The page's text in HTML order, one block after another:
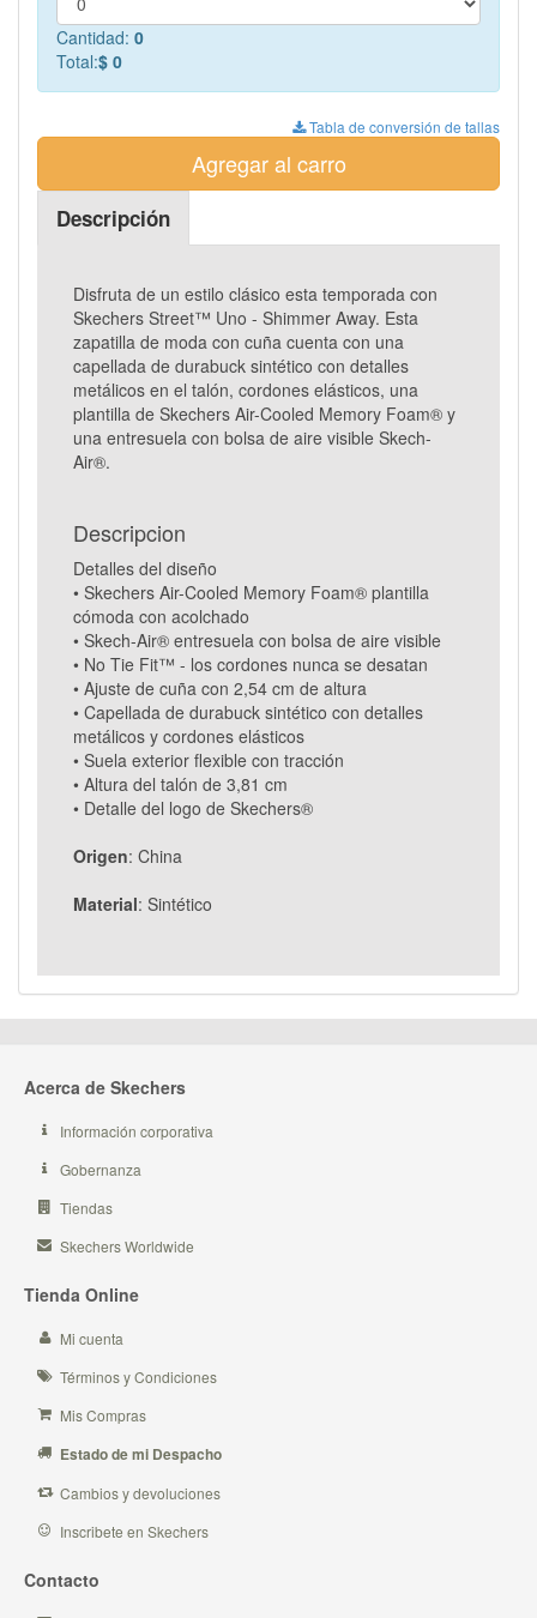
Cantidad: 0
Total:$ 0
Tabla de conversión de tallas
Agregar al carro
Descripción
Disfruta de un estilo clásico esta temporada con
Skechers Street™ Uno - Shimmer Away. Esta
zapatilla de moda con cuña cuenta con una
capellada de durabuck sintético con detalles
metálicos en el talón, cordones elásticos, una
plantilla de Skechers Air-Cooled Memory Foam® y
una entresuela con bolsa de aire visible Skech-
Air®.
Descripcion
Detalles del diseño
• Skechers Air-Cooled Memory Foam® plantilla
cómoda con acolchado
• Skech-Air® entresuela con bolsa de aire visible
• No Tie Fit™ - los cordones nunca se desatan
• Ajuste de cuña con 2,54 cm de altura
• Capellada de durabuck sintético con detalles
metálicos y cordones elásticos
• Suela exterior flexible con tracción
• Altura del talón de 3,81 cm
• Detalle del logo de Skechers®
Origen: China
Material: Sintético
Acerca de Skechers
Información corporativa
Gobernanza
Tiendas
Skechers Worldwide
Tienda Online
Mi cuenta
Términos y Condiciones
Mis Compras
Estado de mi Despacho
Cambios y devoluciones
Inscribete en Skechers
Contacto